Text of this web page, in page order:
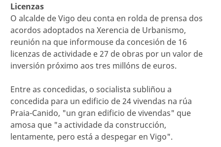
Licenzas
O alcalde de Vigo deu conta en rolda de prensa dos
acordos adoptados na Xerencia de Urbanismo,
reunión na que informouse da concesión de 16
licenzas de actividade e 27 de obras por un valor de
inversión próximo aos tres millóns de euros.
Entre as concedidas, o socialista subliñou a
concedida para un edificio de 24 vivendas na rúa
Praia-Canido, "un gran edificio de vivendas" que
amosa que "a actividade da construcción,
lentamente, pero está a despegar en Vigo".